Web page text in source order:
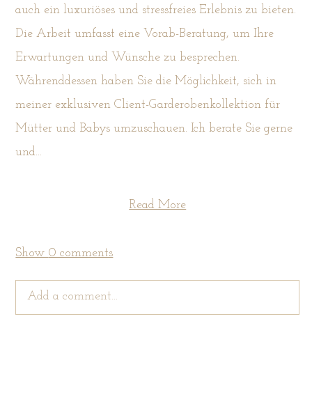
auch ein luxuriöses und stressfreies Erlebnis zu bieten.
Die Arbeit umfasst eine Vorab-Beratung, um Ihre
Erwartungen und Wünsche zu besprechen.
Währenddessen haben Sie die Möglichkeit, sich in
meiner exklusiven Client-Garderobenkollektion für
Mütter und Babys umzuschauen. Ich berate Sie gerne
und...
Read More
Show 0 comments
Add a comment...